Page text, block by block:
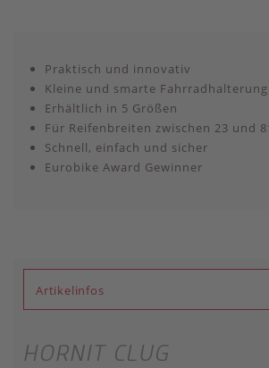
Praktisch und innovativ
Kleine und smarte Fahrradhalterung
Erhältlich in 5 Größen
Für Reifenbreiten zwischen 23 und
Schnell, einfach und sicher
Eurobike Award Gewinner
Artikelinfos
HORNIT CLUG